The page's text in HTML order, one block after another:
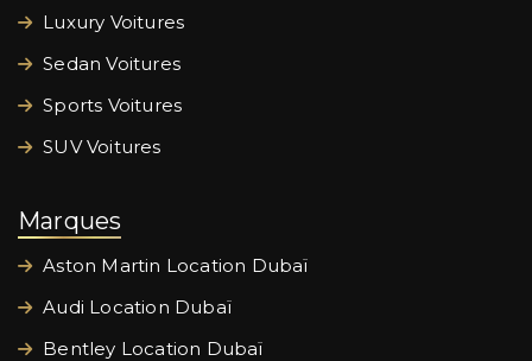
Luxury Voitures
Sedan Voitures
Sports Voitures
SUV Voitures
Marques
Aston Martin Location Dubaï
Audi Location Dubaï
Bentley Location Dubaï